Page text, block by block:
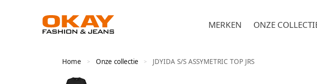
MERKEN ONZE
Home > Onze collectie > JDYIDA S/S ASSYMETRIC TOP JRS